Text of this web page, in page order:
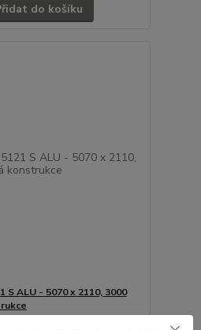
do košíku
S ALU - 5070 x 2110, 3000